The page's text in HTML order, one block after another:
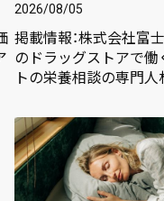
2026/08/05
掲載情報：株式会社富
のドラッグストアで
トの栄養相談の専門人